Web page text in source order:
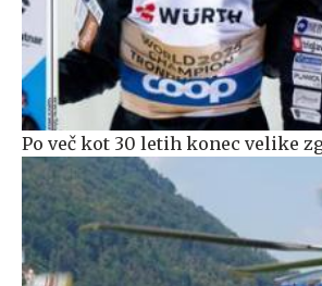
Po več kot 30 letih konec velike